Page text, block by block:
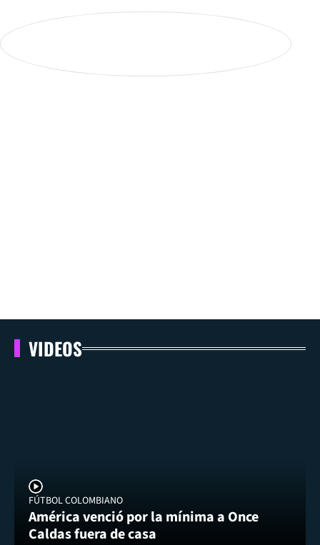
VIDEOS
FÚTBOL COLOMBIANO
América venció por la mínima a Once
Caldas fuera de casa